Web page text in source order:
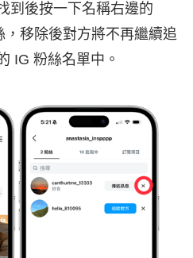
到後按一下名稱右邊的
，移除後對方將不再繼續追
IG 粉絲名單中。